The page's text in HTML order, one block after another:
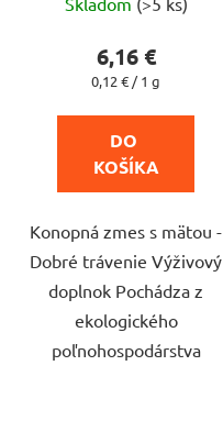
hodnotenie
je
z
5
hviezdičiek.
6,16 €
Jednotková
0,12 € / 1 g
DO
KOŠÍKA
Konopná zmes s mätou -
Dobré trávenie Výživový
doplnok Pochádza z
ekologického
poľnohospodárstva